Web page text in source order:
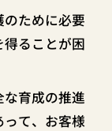
ために必要
ることが困
育成の推進
て、お客様